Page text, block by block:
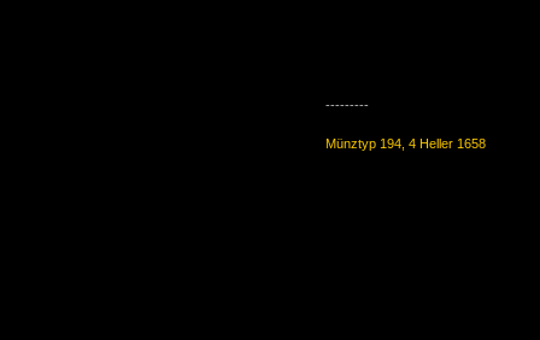
---------
Münztyp 194, 4 Heller 1658